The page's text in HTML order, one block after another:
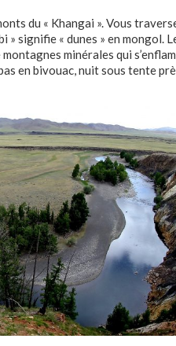
du « Khangai ». Vous
signifie « dunes » en mongol.
minérales qui
en bivouac, nuit sous tente